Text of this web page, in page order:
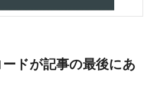
ドが記事の最後にあ